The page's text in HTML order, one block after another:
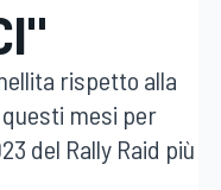
rispetto alla
mesi per
del Rally Raid più